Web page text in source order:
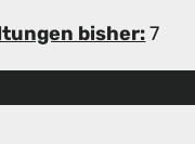
bisher:7